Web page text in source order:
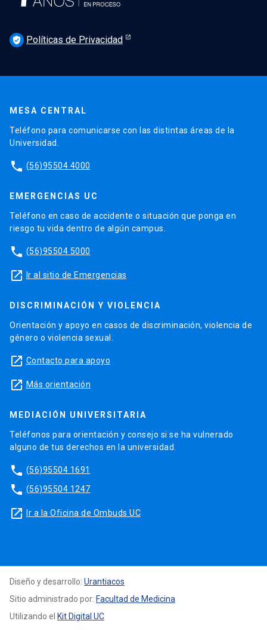
verified_user Políticas de Privacidad
MESA CENTRAL
Teléfono para comunicarse con las distintas áreas de la
Universidad.
phone (56)95504 4000
EMERGENCIAS UC
Teléfono en caso de accidente o situación que ponga en
riesgo tu vida dentro de algún campus.
phone (56)95504 5000
launch Ir al sitio de Emergencias
DISCRIMINACIÓN Y VIOLENCIA
Orientación y apoyo en casos de discriminación, violencia de
género o violencia sexual.
launch Contacto para apoyo
launch Más orientación
MEDIACIÓN UNIVERSITARIA
Teléfonos para orientación y consejo si se ha vulnerado
alguno de tus derechos en la universidad.
phone (56)95504 1691
phone (56)95504 1247
launch Ir a la Oficina de Ombuds UC
Diseño y desarrollo: Urantiacos
Sitio administrado por: Facultad de Medicina
Utilizando el Kit Digital UC